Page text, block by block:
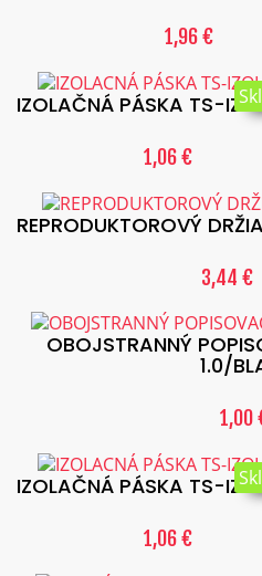
1,96 €
IZOLAČNÁ PÁSKA TS-
1,06 €
REPRODUKTOROVÝ
3,44 €
OBOJSTRANNÝ
1.0/
1,00
IZOLAČNÁ PÁSKA TS-
1,06 €